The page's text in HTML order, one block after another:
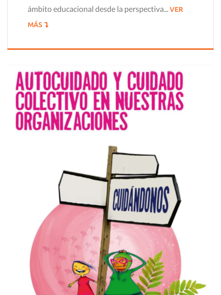
ámbito educacional desde la perspectiva...VER
MÁS